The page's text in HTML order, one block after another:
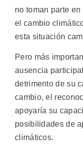
no toman parte
el cambio
esta situación
Pero más
ausencia
detrimento de su
cambio, el
apoyaría su
posibilidades de
climáticos.